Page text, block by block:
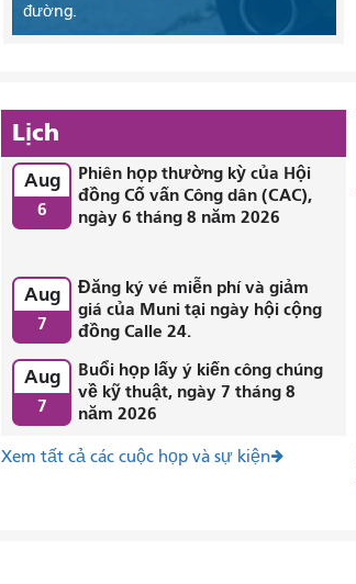
đường.
Lịch
Aug
6
Phiên họp thường kỳ của Hội
đồng Cố vấn Công dân (CAC),
ngày 6 tháng 8 năm 2026
Aug
7
Đăng ký vé miễn phí và giảm
giá của Muni tại ngày hội cộng
đồng Calle 24.
Aug
7
Buổi họp lấy ý kiến ​​công chúng
về kỹ thuật, ngày 7 tháng 8
năm 2026
Xem tất cả các cuộc họp và sự kiện